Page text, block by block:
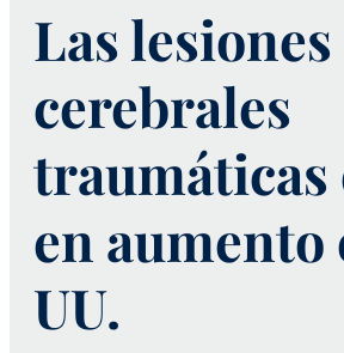
Las lesiones
cerebrales
traumáticas
en aumento
UU.